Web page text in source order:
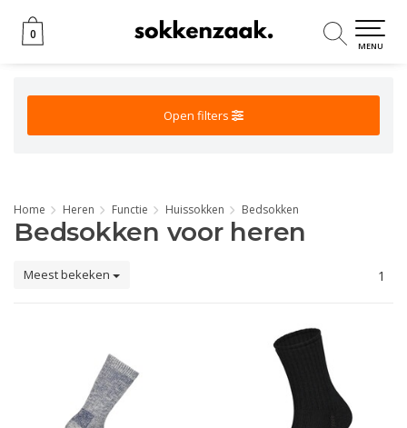
0
0
MENU
Open filters
Home Heren Functie Huissokken Bedsokken
Bedsokken voor heren
Meest bekeken 1